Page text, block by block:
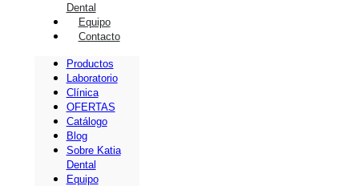
Dental
Equipo
Contacto
Productos
Laboratorio
Clínica
OFERTAS
Catálogo
Blog
Sobre Katia
Dental
Equipo